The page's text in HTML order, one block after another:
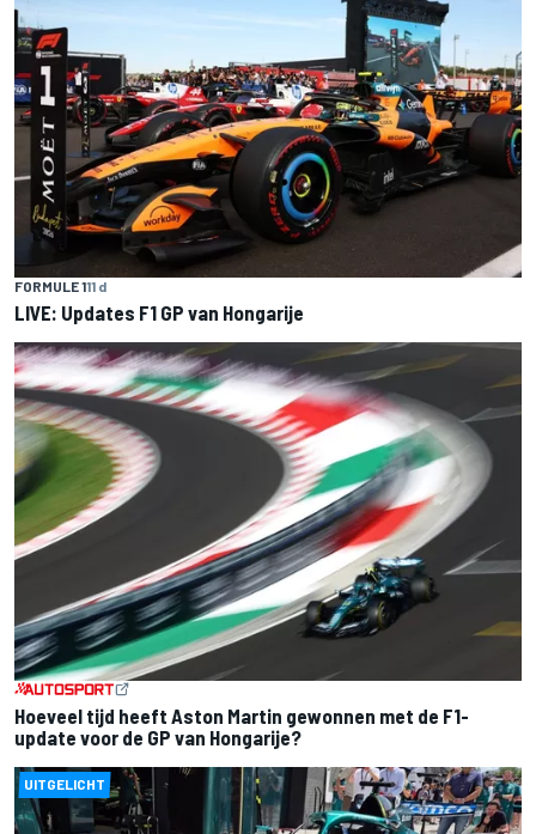
FORMULE 111 d
LIVE: Updates F1 GP van Hongarije
Hoeveel tijd heeft Aston Martin gewonnen met de F1-
update voor de GP van Hongarije?
UITGELICHT